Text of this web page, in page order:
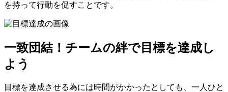
を持って行動を促すことです。
一致団結！チームの絆で目標を達成し
よう
目標を達成させる為には時間がかかったとしても、一人ひと